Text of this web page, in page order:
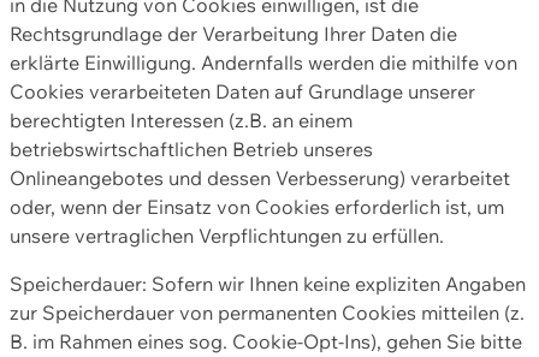
in die Nutzung von Cookies einwilligen, ist die
Rechtsgrundlage der Verarbeitung Ihrer Daten die
erklärte Einwilligung. Andernfalls werden die mithilfe von
Cookies verarbeiteten Daten auf Grundlage unserer
berechtigten Interessen (z.B. an einem
betriebswirtschaftlichen Betrieb unseres
Onlineangebotes und dessen Verbesserung) verarbeitet
oder, wenn der Einsatz von Cookies erforderlich ist, um
unsere vertraglichen Verpflichtungen zu erfüllen.
Speicherdauer: Sofern wir Ihnen keine expliziten Angaben
zur Speicherdauer von permanenten Cookies mitteilen (z.
B. im Rahmen eines sog. Cookie-Opt-Ins), gehen Sie bitte